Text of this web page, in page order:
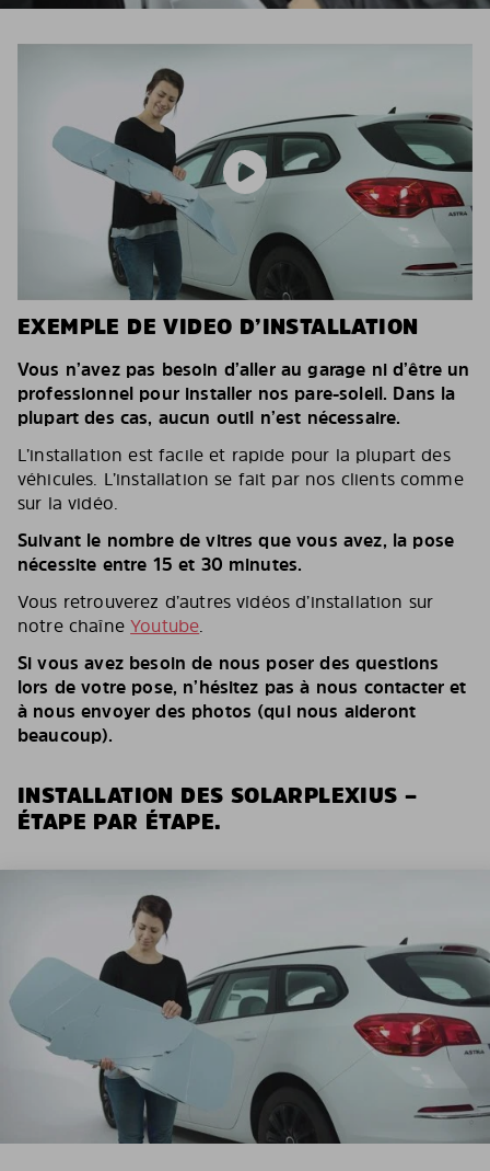
EXEMPLE DE VIDEO D’INSTALLATION
Vous n’avez pas besoin d’aller au garage ni d’être un
professionnel pour installer nos pare-soleil. Dans la
plupart des cas, aucun outil n’est nécessaire.
L’installation est facile et rapide pour la plupart des
véhicules. L’installation se fait par nos clients comme
sur la vidéo.
Suivant le nombre de vitres que vous avez, la pose
nécessite entre 15 et 30 minutes.
Vous retrouverez d’autres vidéos d’installation sur
notre chaîneYoutube.
Si vous avez besoin de nous poser des questions
lors de votre pose, n’hésitez pas à nous contacter et
à nous envoyer des photos (qui nous aideront
beaucoup).
INSTALLATION DES SOLARPLEXIUS –
ÉTAPE PAR ÉTAPE.